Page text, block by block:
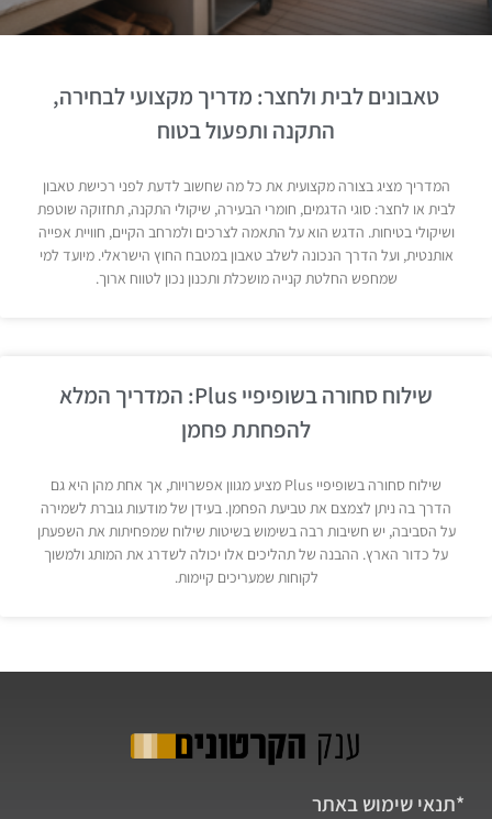
טאבונים לבית ולחצר: מדריך מקצועי לבחירה,
התקנה ותפעול בטוח
המדריך מציג בצורה מקצועית את כל מה שחשוב לדעת לפני רכישת טאבון
לבית או לחצר: סוגי הדגמים, חומרי הבעירה, שיקולי התקנה, תחזוקה שוטפת
ושיקולי בטיחות. הדגש הוא על התאמה לצרכים ולמרחב הקיים, חוויית אפייה
אותנטית, ועל הדרך הנכונה לשלב טאבון במטבח החוץ הישראלי. מיועד למי
שמחפש החלטת קנייה מושכלת ותכנון נכון לטווח ארוך.
שילוח סחורה בשופיפיי Plus: המדריך המלא
להפחתת פחמן
שילוח סחורה בשופיפיי Plus מציע מגוון אפשרויות, אך אחת מהן היא גם
הדרך בה ניתן לצמצם את טביעת הפחמן. בעידן של מודעות גוברת לשמירה
על הסביבה, יש חשיבות רבה בשימוש בשיטות שילוח שמפחיתות את השפעתן
על כדור הארץ. ההבנה של תהליכים אלו יכולה לשדרג את המותג ולמשוך
לקוחות שמעריכים קיימות.
*תנאי שימוש באתר